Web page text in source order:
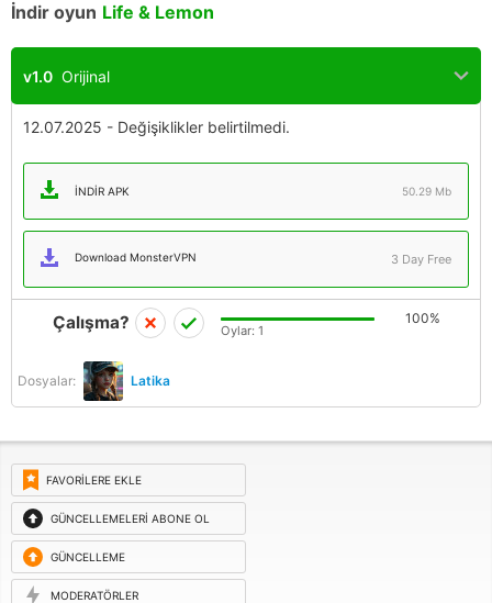
İndir oyun Life & Lemon
v1.0 Orijinal
12.07.2025 - Değişiklikler belirtilmedi.
İNDIR APK 50.29 Mb
Download MonsterVPN 3 Day Free
Dosyalar: Latika
Çalışma? 100%
Oylar: 1
FAVORILERE EKLE
GÜNCELLEMELERI ABONE OL
GÜNCELLEME
ISTEĞI
MODERATÖRLER